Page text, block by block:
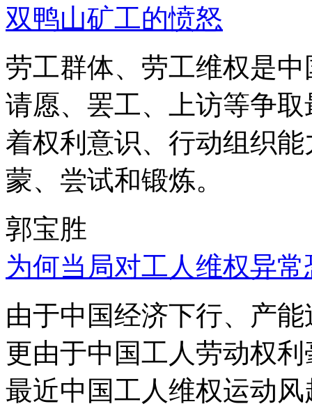
双鸭山矿工的愤怒
劳工群体、劳工维权是
请愿、罢工、上访等争
着权利意识、行动组织
蒙、尝试和锻炼。
郭宝胜
为何当局对工人维权异
由于中国经济下行、产
更由于中国工人劳动权
最近中国工人维权运动